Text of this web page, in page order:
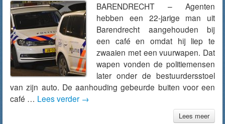
BARENDRECHT – Agenten
hebben een 22-jarige man uit
Barendrecht aangehouden bij
een café en omdat hij liep te
zwaaien met een vuurwapen. Dat
wapen vonden de politiemensen
later onder de bestuurdersstoel
van zijn auto. De aanhouding gebeurde buiten voor een
café … Lees verder →
Lees meer